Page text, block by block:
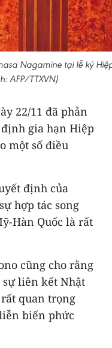
Nagamine tại lễ ký
AFP/TTXVN)
22/11 đã phản
gia hạn Hiệp
một số điều
định của
hợp tác song
Hàn Quốc là rất
cũng cho rằng
liên kết Nhật
rất quan trọng
biến phức